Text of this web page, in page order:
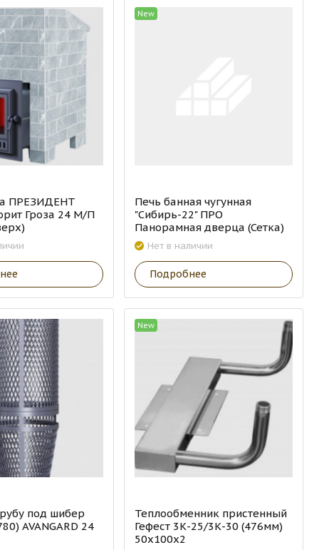
ПРЕЗИДЕНТ
Гроза 24 М/П
New
Печь банная чугунная
"Сибирь-22" ПРО
Панорамная дверца (Сетка)
Нет в наличии
Подробнее
под шибер
AVANGARD 24
New
Теплообменник пристенный
Гефест 3К-25/3К-30 (476мм)
50х100х2